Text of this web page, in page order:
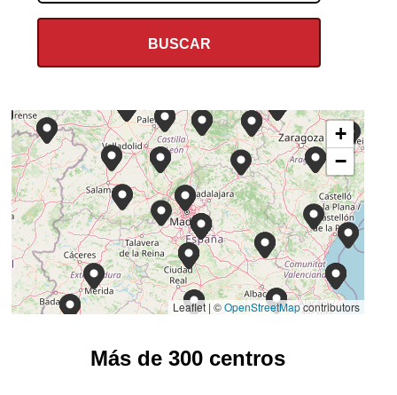
+
−
Leaflet | ©OpenStreetMapcontributors
Más de 300 centros